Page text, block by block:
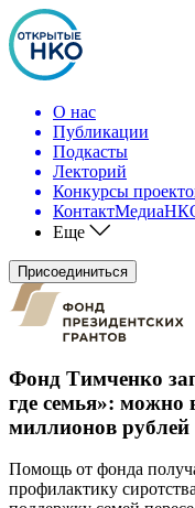
О нас
Публикации
Подкасты
Лекторий
Конкурсы
Еще
Присоединиться
Фонд Тимченко
где семья»: можно
миллионов рублей
Помощь от фонда
профилактику